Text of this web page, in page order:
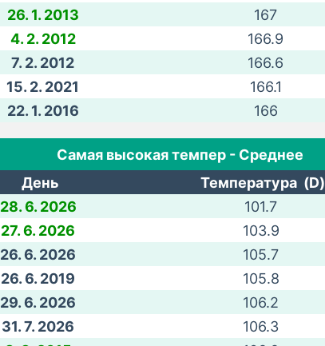
26. 1. 2013
167
4. 2. 2012
166.9
7. 2. 2012
166.6
15. 2. 2021
166.1
22. 1. 2016
166
Самая высокая темпер - Среднее
День
Температура (D)
28. 6. 2026
101.7
27. 6. 2026
103.9
26. 6. 2026
105.7
26. 6. 2019
105.8
29. 6. 2026
106.2
31. 7. 2026
106.3